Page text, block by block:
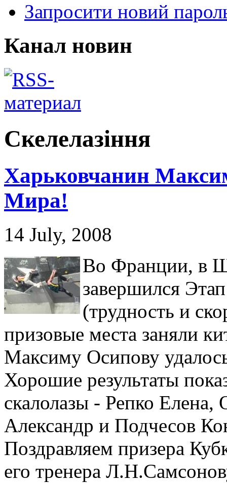
Запросити новий
Канал новин
Скелелазіння
Харьковчанин
Мира!
14 July, 2008
Во Франции, в
завершился
(трудность и
призовые места заняли
Максиму Осипову
Хорошие результаты
скалолазы - Репко
Александр и Подчесов
Поздравляем призера
его тренера